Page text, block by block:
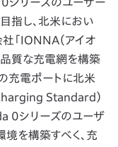
指し、北米におい
「IONNA（アイオ
品質な充電網を構築
充電ポートに北米
Standard）
0シリーズのユーザ
を構築すべく、充